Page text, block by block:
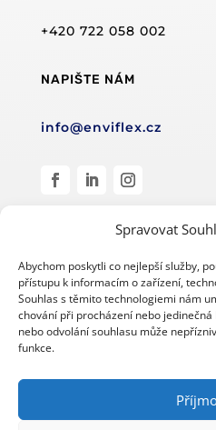
Spravovat
Abychom poskytli co nejlepší služby,
přístupu k informacím o zařízení,
Souhlas s těmito technologiemi nám
chování při procházení nebo
nebo odvolání souhlasu může
funkce.
+420 722 058 002
NAPIŠTE NÁM
info@enviflex.cz
© Enviflex